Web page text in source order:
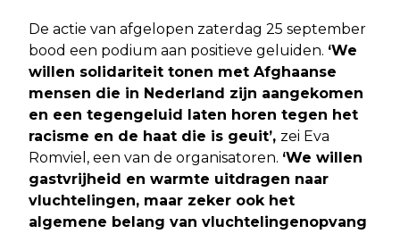
De actie van afgelopen zaterdag 25 september
bood een podium aan positieve geluiden. ‘We
willen solidariteit tonen met Afghaanse
mensen die in Nederland zijn aangekomen
en een tegengeluid laten horen tegen het
racisme en de haat die is geuit’, zei Eva
Romviel, een van de organisatoren. ‘We willen
gastvrijheid en warmte uitdragen naar
vluchtelingen, maar zeker ook het
algemene belang van vluchtelingenopvang